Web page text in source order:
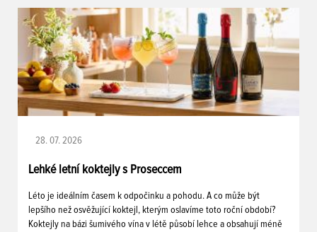
28. 07. 2026
Lehké letní koktejly s Proseccem
Léto je ideálním časem k odpočinku a pohodu. A co může být
lepšího než osvěžující koktejl, kterým oslavíme toto roční období?
Koktejly na bázi šumivého vína v létě působí lehce a obsahují méně